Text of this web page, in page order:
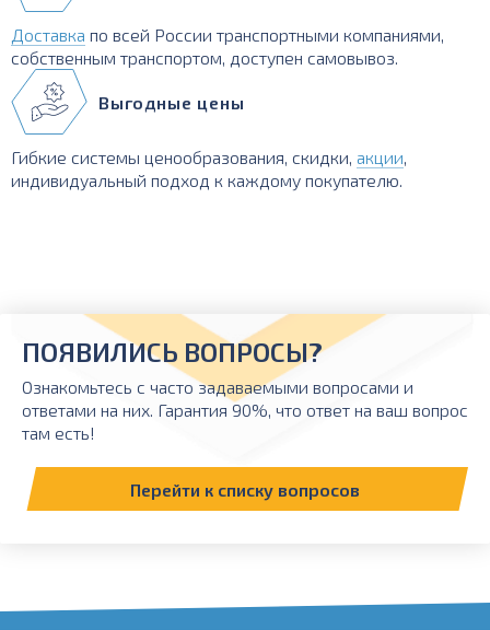
Доставка по всей России транспортными компаниями,
собственным транспортом, доступен самовывоз.
Выгодные цены
Гибкие системы ценообразования, скидки, акции,
индивидуальный подход к каждому покупателю.
ПОЯВИЛИСЬ ВОПРОСЫ?
Ознакомьтесь с часто задаваемыми вопросами и
ответами на них. Гарантия 90%, что ответ на ваш вопрос
там есть!
Перейти к списку вопросов